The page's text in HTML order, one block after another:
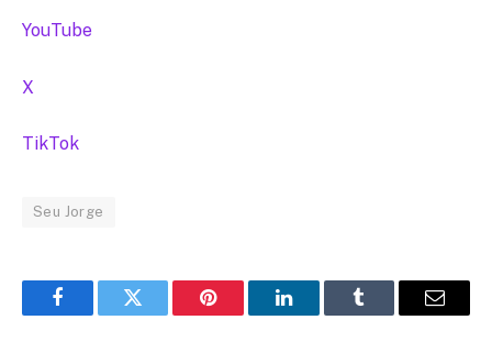
YouTube
X
TikTok
Seu Jorge
FacebookTwitter Pinterest LinkedInTumblr Email